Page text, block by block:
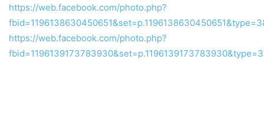
https://web.facebook.com/photo.php?
https://web.facebook.com/photo.php?